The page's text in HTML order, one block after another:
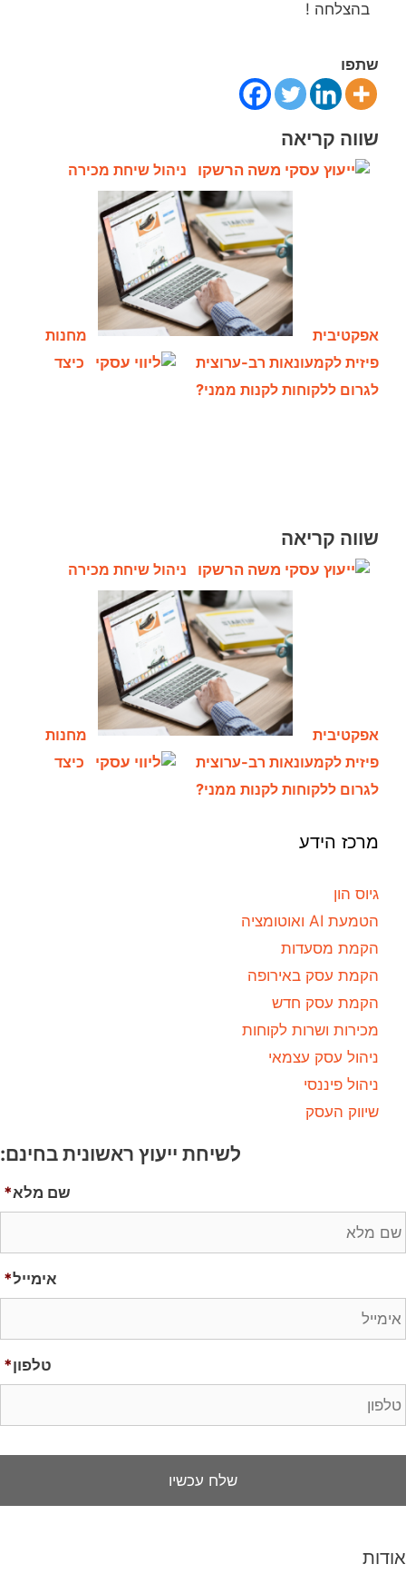
בהצלחה !
שתפו
שווה קריאה
ניהול שיחת מכירה
אפקטיבית
מחנות
פיזית לקמעונאות רב-ערוצית
כיצד
לגרום ללקוחות לקנות ממני?
שווה קריאה
ניהול שיחת מכירה
אפקטיבית
מחנות
פיזית לקמעונאות רב-ערוצית
כיצד
לגרום ללקוחות לקנות ממני?
מרכז הידע
גיוס הון
הטמעת AI ואוטומציה
הקמת מסעדות
הקמת עסק באירופה
הקמת עסק חדש
מכירות ושרות לקוחות
ניהול עסק עצמאי
ניהול פיננסי
שיווק העסק
לשיחת ייעוץ ראשונית בחינם:
שם מלא*
אימייל*
טלפון*
אודות